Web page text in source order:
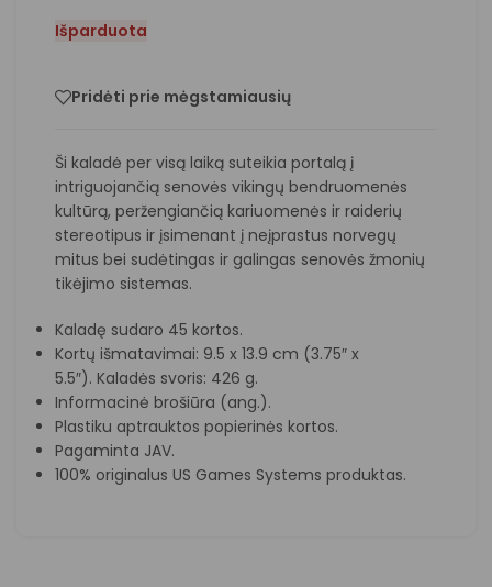
Išparduota
Pridėti prie mėgstamiausių
Ši kaladė per visą laiką suteikia portalą į
intriguojančią senovės vikingų bendruomenės
kultūrą, peržengiančią kariuomenės ir raiderių
stereotipus ir įsimenant į neįprastus norvegų
mitus bei sudėtingas ir galingas senovės žmonių
tikėjimo sistemas.
Kaladę sudaro 45 kortos.
Kortų išmatavimai: 9.5 x 13.9 cm (3.75″ x
5.5″). Kaladės svoris: 426 g.
Informacinė brošiūra (ang.).
Plastiku aptrauktos popierinės kortos.
Pagaminta JAV.
100% originalus US Games Systems produktas.